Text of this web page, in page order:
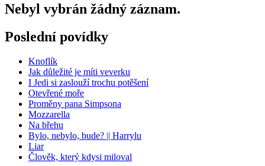
Nebyl vybrán žádný záznam.
Poslední povídky
Knoflík
Jak důležité je míti veverku
I Jedi si zaslouží trochu potěšení
Otevřené moře
Proměny pana Simpsona
Mozzarella
Na břehu
Bylo, nebylo, bude? || Harrylu
Liar
Člověk, který kdysi miloval